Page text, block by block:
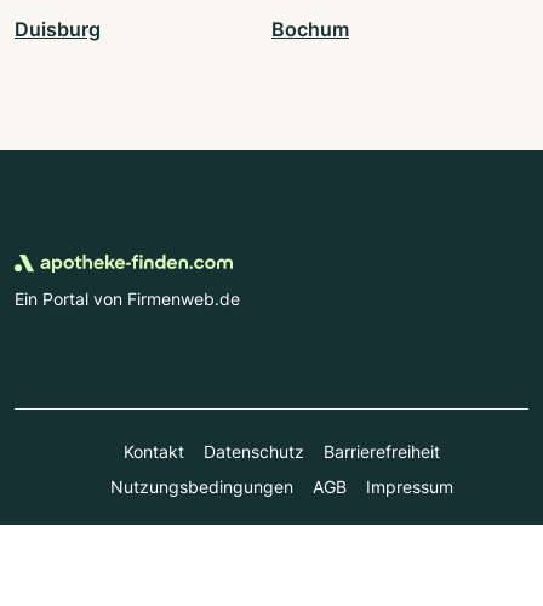
Duisburg Bochum
Ein Portal von Firmenweb.de
Kontakt Datenschutz
Barrierefreiheit
Nutzungsbedingungen
AGB Impressum